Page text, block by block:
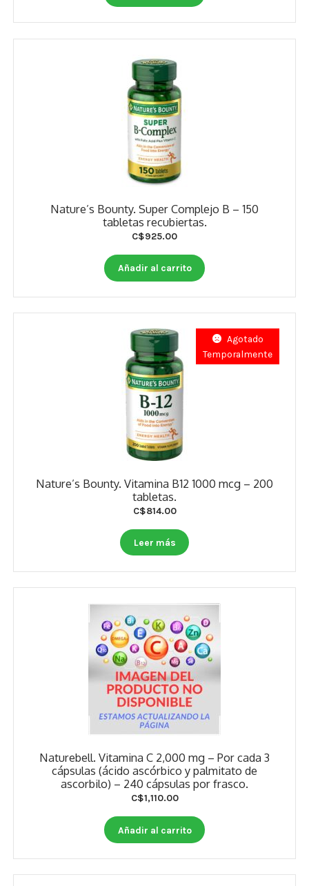
C$814.00.
Nature’s Bounty. Super Complejo B – 150
tabletas recubiertas.
C$925.00
Añadir al carrito
Nature’s Bounty. Vitamina B12 1000 mcg – 200
tabletas.
Agotado
Temporalmente
C$814.00
Leer más
Naturebell. Vitamina C 2,000 mg – Por cada 3
cápsulas (ácido ascórbico y palmitato de
ascorbilo) – 240 cápsulas por frasco.
C$1,110.00
Añadir al carrito